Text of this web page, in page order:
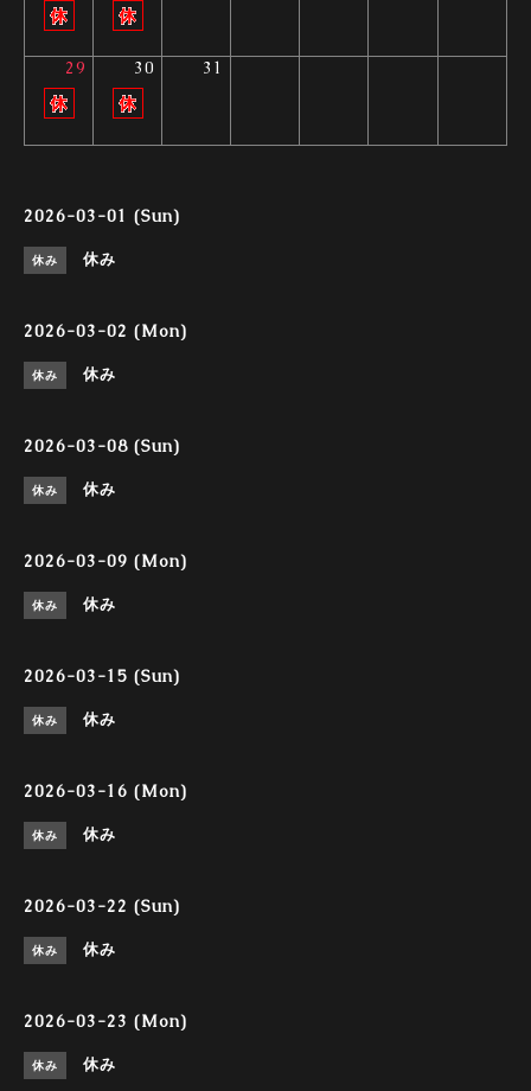
29 30 31
2026-03-01 (Sun)
休み 休み
2026-03-02 (Mon)
休み 休み
2026-03-08 (Sun)
休み 休み
2026-03-09 (Mon)
休み 休み
2026-03-15 (Sun)
休み 休み
2026-03-16 (Mon)
休み 休み
2026-03-22 (Sun)
休み 休み
2026-03-23 (Mon)
休み 休み